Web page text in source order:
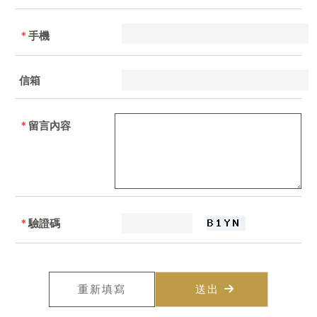
* 手機
信箱
* 留言內容
* 驗證碼